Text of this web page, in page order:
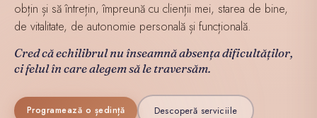
obțin și să întrețin, împreună cu clienții mei, starea de bine,
de vitalitate, de autonomie personală și funcțională.
Cred că echilibrul nu înseamnă absența dificultăților,
ci felul în care alegem să le traversăm.
Programează o ședință Descoperă serviciile